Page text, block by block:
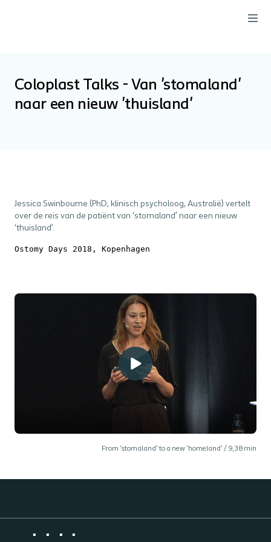
Coloplast Talks - Van 'stomaland'
naar een nieuw 'thuisland'
Jessica Swinbourne (PhD, klinisch psycholoog, Australië) vertelt
over de reis van de patiënt van ‘stomaland’ naar een nieuw
‘thuisland’.
Ostomy Days 2018, Kopenhagen
From ‘stomaland’ to a new ‘homeland’ / 9,38 min